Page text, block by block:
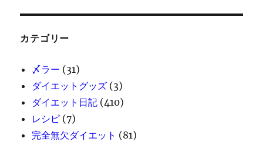
カテゴリー
〆ラー (31)
ダイエットグッズ (3)
ダイエット日記 (410)
レシピ (7)
完全無欠ダイエット (81)